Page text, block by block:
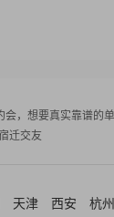
会，想要真实靠谱的
迁交友
天津 西安 杭州